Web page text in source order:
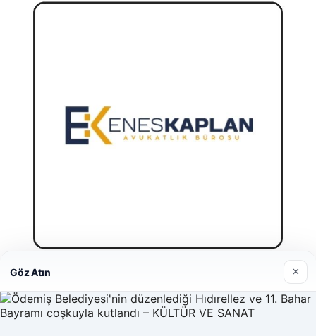
Enes Kaplan Avukatlık Bürosu
28/04/2026
Göz Atın ×